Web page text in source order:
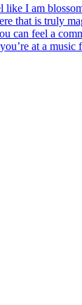
like I am
that is truly
can feel a
at a music